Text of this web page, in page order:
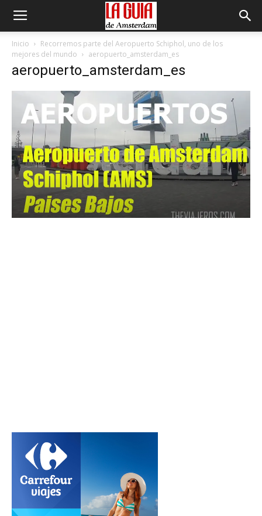
Inicio
Recorremos parte del Aeropuerto Schiphol, uno de los
mejores del mundo
aeropuerto_amsterdam_es
aeropuerto_amsterdam_es